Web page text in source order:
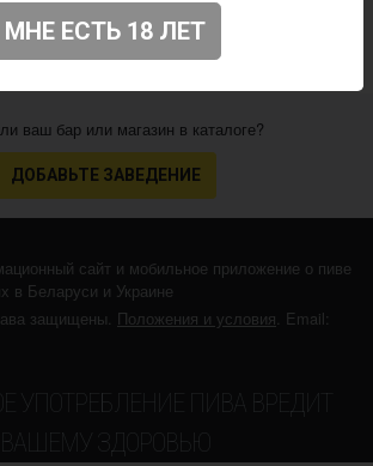
ваш бар или магазин в каталоге?
ДОБАВЬТЕ ЗАВЕДЕНИЕ
сайт и мобильное приложение о пиве
в Беларуси и Украине
защищены. Положения и условия. Email:
УПОТРЕБЛЕНИЕ ПИВА ВРЕДИТ
ВАШЕМУ ЗДОРОВЬЮ
МНЕ ЕСТЬ 18 ЛЕТ